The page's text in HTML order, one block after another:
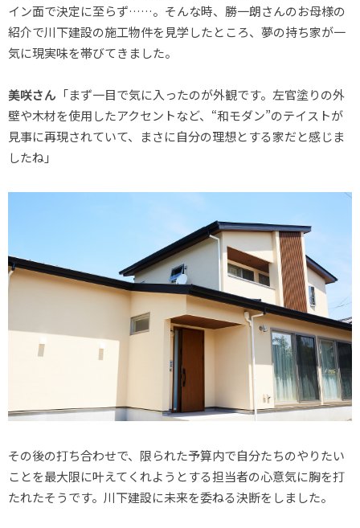
イン面で決定に至らず……。そんな時、勝一朗さんのお母様の
紹介で川下建設の施工物件を見学したところ、夢の持ち家が一
気に現実味を帯びてきました。
美咲さん 「まず一目で気に入ったのが外観です。左官塗りの外
壁や木材を使用したアクセントなど、“和モダン”のテイストが
見事に再現されていて、まさに自分の理想とする家だと感じま
したね」
その後の打ち合わせで、限られた予算内で自分たちのやりたい
ことを最大限に叶えてくれようとする担当者の心意気に胸を打
たれたそうです。川下建設に未来を委ねる決断をしました。